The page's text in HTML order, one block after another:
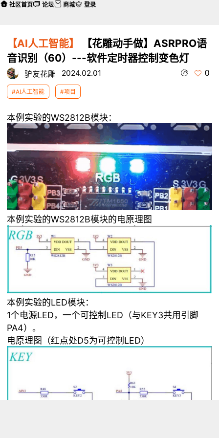
【AI人工智能】
【花雕动手做】ASRPRO语
音识别（60）---软件定时器控制变色灯
驴友花雕 2024.02.01 0
#AI人工智能 #项目
本例实验的WS2812B模块：
本例实验的WS2812B模块的电原理图
本例实验的LED模块：
1个电源LED，一个可控制LED（与KEY3共用引脚
PA4）。
电原理图（红点处D5为可控制LED）
社区首页 论坛 商城 登录